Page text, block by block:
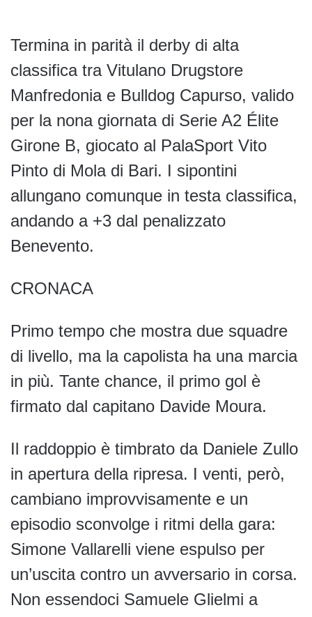
Termina in parità il derby di alta
classifica tra Vitulano Drugstore
Manfredonia e Bulldog Capurso, valido
per la nona giornata di Serie A2 Élite
Girone B, giocato al PalaSport Vito
Pinto di Mola di Bari. I sipontini
allungano comunque in testa classifica,
andando a +3 dal penalizzato
Benevento.
CRONACA
Primo tempo che mostra due squadre
di livello, ma la capolista ha una marcia
in più. Tante chance, il primo gol è
firmato dal capitano Davide Moura.
Il raddoppio è timbrato da Daniele Zullo
in apertura della ripresa. I venti, però,
cambiano improvvisamente e un
episodio sconvolge i ritmi della gara:
Simone Vallarelli viene espulso per
un’uscita contro un avversario in corsa.
Non essendoci Samuele Glielmi a